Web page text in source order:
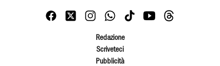
Redazione
Scriveteci
Pubblicità